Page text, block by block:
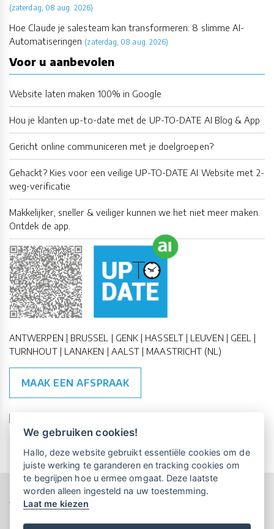
(zaterdag, 08 aug. 2026)
Hoe Claude je salesteam kan transformeren: 8 slimme AI-
Automatiseringen (zaterdag, 08 aug. 2026)
Voor u aanbevolen
Website laten maken 100% in Google
Hou je klanten up-to-date met de UP-TO-DATE AI Blog & App
Gericht online communiceren met je doelgroepen?
Gehackt? Kies voor een veilige UP-TO-DATE AI Website met 2-
weg-verificatie
Makkelijker, sneller & veiliger kunnen we het niet meer maken.
Ontdek de app.
ANTWERPEN | BRUSSEL | GENK | HASSELT | LEUVEN | GEEL |
TURNHOUT | LANAKEN | AALST | MAASTRICHT (NL)
MAAK EEN AFSPRAAK
🇪🇺 🇧🇪
Copyright All Rights Reserved © 2015-2026 UP-TO-DATE
WebDesign
Privacy & Cookies
Locations Algemene Voorwaarden
We gebruiken cookies!
Hallo, deze website gebruikt essentiële cookies om de
juiste werking te garanderen en tracking cookies om
te begrijpen hoe u ermee omgaat. Deze laatste
worden alleen ingesteld na uw toestemming.
Laat me kiezen
Vrijblijvende kennismaking?Boek
een persoonlijke demo.
Maandelijks gratis opleidingen